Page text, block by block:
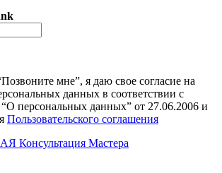
мне”, я даю свое согласие на
данных в соответствии с
персональных данных” от 27.06.2006 и
Пользовательского соглашения
Консультация Мастера